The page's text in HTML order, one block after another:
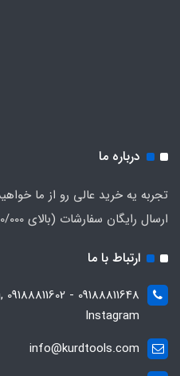
درباره ما
تجربه یه خرید عالی رو از ما
ارسال رایگان سفارشات (بالای 2/000/000ت به سراسر ایران)
ارتباط با ما
Instagram
info@kurdtools.com